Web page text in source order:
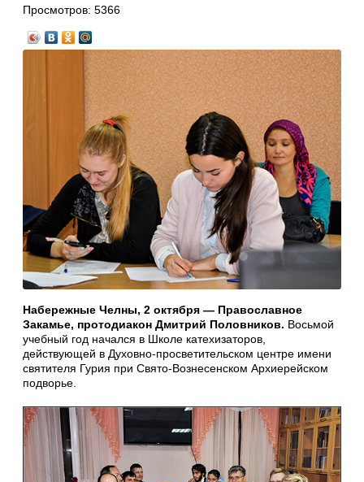
Просмотров: 5366
Набережные Челны, 2 октября — Православное
Закамье, протодиакон Дмитрий Половников. Восьмой
учебный год начался в Школе катехизаторов,
действующей в Духовно-просветительском центре имени
святителя Гурия при Свято-Вознесенском Архиерейском
подворье.